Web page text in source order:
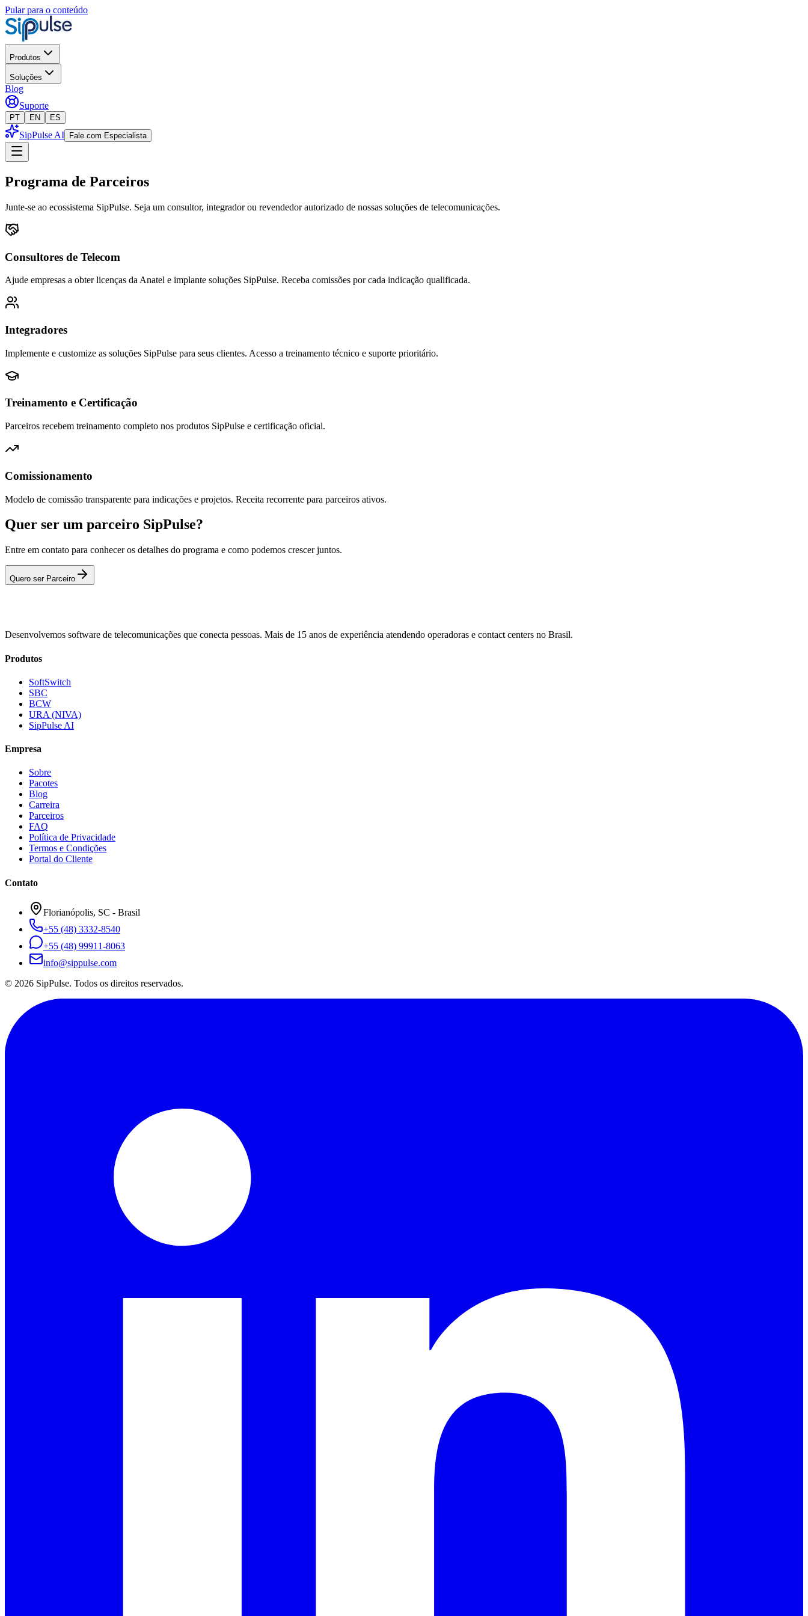
Pular para o conteúdo
Produtos
Soluções
Blog
Suporte
PT EN ES
SipPulse AI Fale com Especialista
Programa de Parceiros
Junte-se ao ecossistema SipPulse. Seja um consultor, integrador ou revendedor autorizado de nossas soluções de telecomunicações.
Consultores de Telecom
Ajude empresas a obter licenças da Anatel e implante soluções SipPulse. Receba comissões por cada indicação qualificada.
Integradores
Implemente e customize as soluções SipPulse para seus clientes. Acesso a treinamento técnico e suporte prioritário.
Treinamento e Certificação
Parceiros recebem treinamento completo nos produtos SipPulse e certificação oficial.
Comissionamento
Modelo de comissão transparente para indicações e projetos. Receita recorrente para parceiros ativos.
Quer ser um parceiro SipPulse?
Entre em contato para conhecer os detalhes do programa e como podemos crescer juntos.
Quero ser Parceiro
Desenvolvemos software de telecomunicações que conecta pessoas. Mais de 15 anos de experiência atendendo operadoras e contact centers no Brasil.
Produtos
SoftSwitch
SBC
BCW
URA (NIVA)
SipPulse AI
Empresa
Sobre
Pacotes
Blog
Carreira
Parceiros
FAQ
Política de Privacidade
Termos e Condições
Portal do Cliente
Contato
Florianópolis, SC - Brasil
+55 (48) 3332-8540
+55 (48) 99911-8063
info@sippulse.com
© 2026 SipPulse. Todos os direitos reservados.